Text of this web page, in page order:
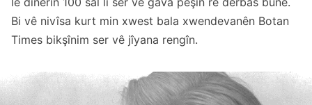
Bi vê nivîsa kurt min xwest bala xwendevanên Botan
Times bikşînim ser vê jîyana rengîn.